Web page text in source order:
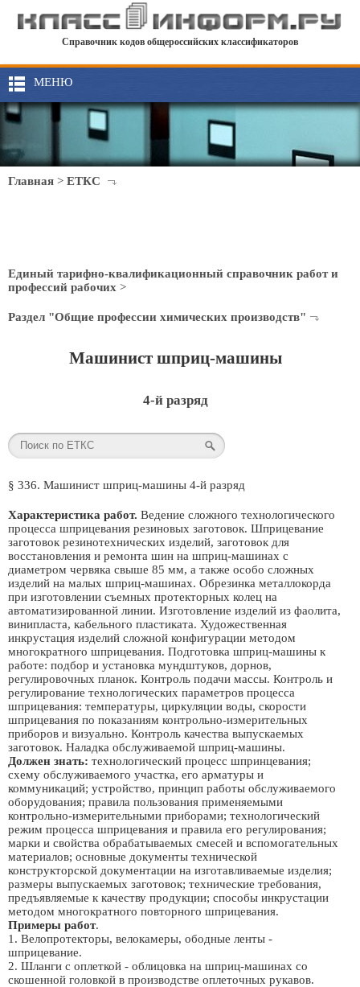
Справочник кодов общероссийских классификаторов
МЕНЮ
Главная > ЕТКС
Единый тарифно-квалификационный справочник работ и
профессий рабочих >
Раздел "Общие профессии химических производств"
Машинист шприц-машины
4-й разряд
§ 336. Машинист шприц-машины 4-й разряд
Характеристика работ. Ведение сложного технологического
процесса шприцевания резиновых заготовок. Шприцевание
заготовок резинотехнических изделий, заготовок для
восстановления и ремонта шин на шприц-машинах с
диаметром червяка свыше 85 мм, а также особо сложных
изделий на малых шприц-машинах. Обрезинка металлокорда
при изготовлении съемных протекторных колец на
автоматизированной линии. Изготовление изделий из фаолита,
винипласта, кабельного пластиката. Художественная
инкрустация изделий сложной конфигурации методом
многократного шприцевания. Подготовка шприц-машины к
работе: подбор и установка мундштуков, дорнов,
регулировочных планок. Контроль подачи массы. Контроль и
регулирование технологических параметров процесса
шприцевания: температуры, циркуляции воды, скорости
шприцевания по показаниям контрольно-измерительных
приборов и визуально. Контроль качества выпускаемых
заготовок. Наладка обслуживаемой шприц-машины.
Должен знать: технологический процесс шпринцевания;
схему обслуживаемого участка, его арматуры и
коммуникаций; устройство, принцип работы обслуживаемого
оборудования; правила пользования применяемыми
контрольно-измерительными приборами; технологический
режим процесса шприцевания и правила его регулирования;
марки и свойства обрабатываемых смесей и вспомогательных
материалов; основные документы технической
конструкторской документации на изготавливаемые изделия;
размеры выпускаемых заготовок; технические требования,
предъявляемые к качеству продукции; способы инкрустации
методом многократного повторного шприцевания.
Примеры работ.
1. Велопротекторы, велокамеры, ободные ленты -
шприцевание.
2. Шланги с оплеткой - облицовка на шприц-машинах со
скошенной головкой в производстве оплеточных рукавов.